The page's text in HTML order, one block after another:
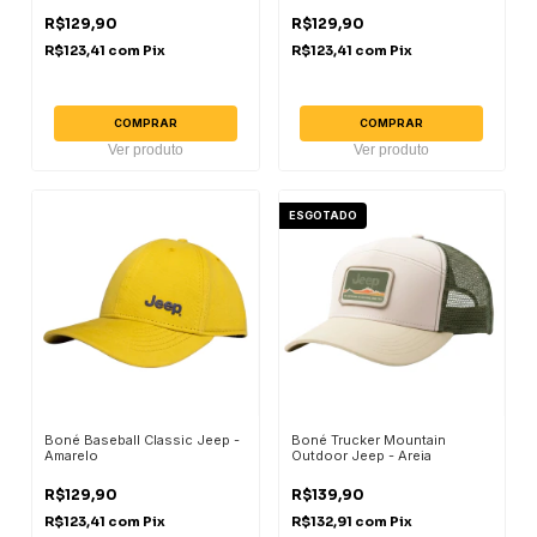
R$129,90
R$123,41 com Pix
COMPRAR
Ver produto
R$129,90
R$123,41 com Pix
COMPRAR
Ver produto
Boné Baseball Classic Jeep -
Amarelo
R$129,90
R$123,41 com Pix
ESGOTADO
Boné Trucker Mountain
Outdoor Jeep - Areia
R$139,90
R$132,91 com Pix